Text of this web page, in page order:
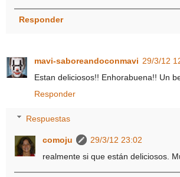
Responder
mavi-saboreandoconmavi 29/3/12
Estan deliciosos!! Enhorabuena!! Un
Responder
Respuestas
comoju
29/3/12 23:02
realmente si que están deliciosos.